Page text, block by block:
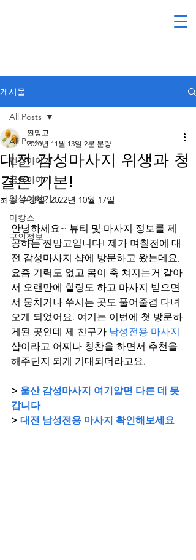
게시물
All Posts
건강이야기
금융이야기
일상이야기
마캉스
구인정보
All Posts
대전 감성마사지 위생과 청
결은 기본!
찐망고
2020년 11월 13일 2분 분량
최종 수정일: 2022년 10월 17일
안녕하세요~ 뷰티 및 마사지 정보를 제
공하는 찐망고입니다! 제가 며칠전에 대
전 감성마사지 샵에 방문하고 왔는데요,
요즘 기력도 없고 몸이 축 쳐지는거 같아
서 오랜만에 힐링도 하고 마사지 받으면
서 뭉치거나 쑤시는 곳도 풀어줄겸 다녀
오게 되었어요. 여기는 이번에 첫 방문하
게된 곳인데 제 친구가 남성전용 마사지
샵이라고 어찌나 칭찬을 하면서 추천을
해주던지 되게 기대되더라고요.
> 울산 감성마사지 여기알면 다른 데 못
갑니다
> 대전 남성전용 마사지 확인해보세요